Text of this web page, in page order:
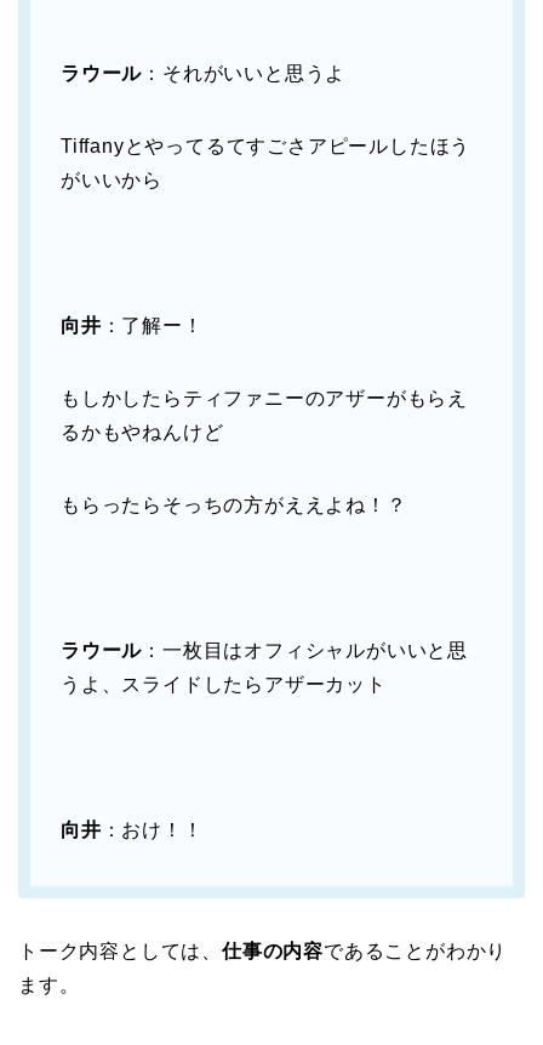
ラウール ：それがいいと思うよ
Tiffanyとやってるてすごさアピールしたほう
がいいから
向井 ：了解ー！
もしかしたらティファニーのアザーがもらえ
るかもやねんけど
もらったらそっちの方がええよね！？
ラウール ：一枚目はオフィシャルがいいと思
うよ、スライドしたらアザーカット
向井 ：おけ！！
トーク内容としては、 仕事の内容であることがわかり
ます。